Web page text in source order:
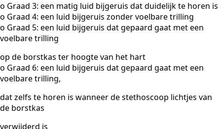
o Graad 3: een matig luid bijgeruis dat duidelijk te horen is
o Graad 4: een luid bijgeruis zonder voelbare trilling
o Graad 5: een luid bijgeruis dat gepaard gaat met een
voelbare trilling
op de borstkas ter hoogte van het hart
o Graad 6: een luid bijgeruis dat gepaard gaat met een
voelbare trilling,
dat zelfs te horen is wanneer de stethoscoop lichtjes van
de borstkas
verwijderd is